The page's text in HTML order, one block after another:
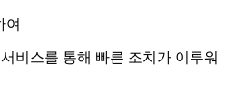
여
비스를 통해 빠른 조치가 이루워